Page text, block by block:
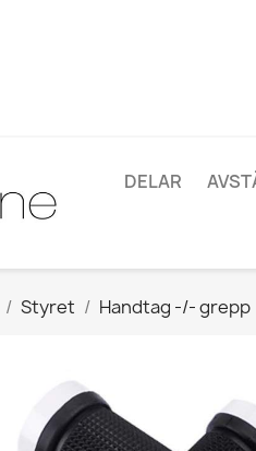
DELAR
Styret Handtag -/- grepp